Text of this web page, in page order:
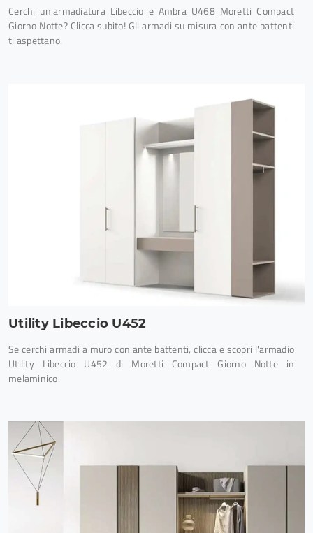
Cerchi un'armadiatura Libeccio e Ambra U468 Moretti Compact
Giorno Notte? Clicca subito! Gli armadi su misura con ante battenti
ti aspettano.
Utility Libeccio U452
Se cerchi armadi a muro con ante battenti, clicca e scopri l'armadio
Utility Libeccio U452 di Moretti Compact Giorno Notte in
melaminico.